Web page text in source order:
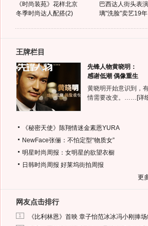
《时尚装苑》花样北京
冬季时尚达人配搭(2)
巴西达人街头表
璃"洗脸"卖艺19年
王牌栏目
先锋人物黄晓明：
感谢低潮 偶像重生
黄晓明开始意识到，
情需要改变。…… [详
《秘密天使》陈翔情迷金素恩YURA
NewFace张俪：不怕定型“物质女”
明星时尚周报：女明星的欲望衣橱
日韩时尚周报 好莱坞街拍周报
更
网友点击排行
1 《比利林恩》首映 章子怡范冰冰冯小刚捧